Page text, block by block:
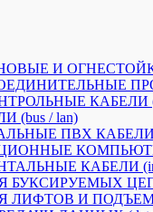
И ОГНЕСТОЙКИЕ
КАБЕЛИ
(bus / lan)
ПВХ КАБЕЛИ
КАБЕЛИ
ЛИФТОВ И